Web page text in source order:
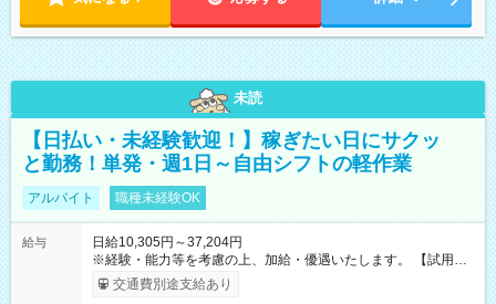
未読
【日払い・未経験歓迎！】稼ぎたい日にサクッ
と勤務！単発・週1日～自由シフトの軽作業
アルバイト 職種未経験OK
給与
日給10,305円～37,204円
※経験・能力等を考慮の上、加給・優遇いたします。 【試用期
間】試用期間なし
交通費別途支給あり